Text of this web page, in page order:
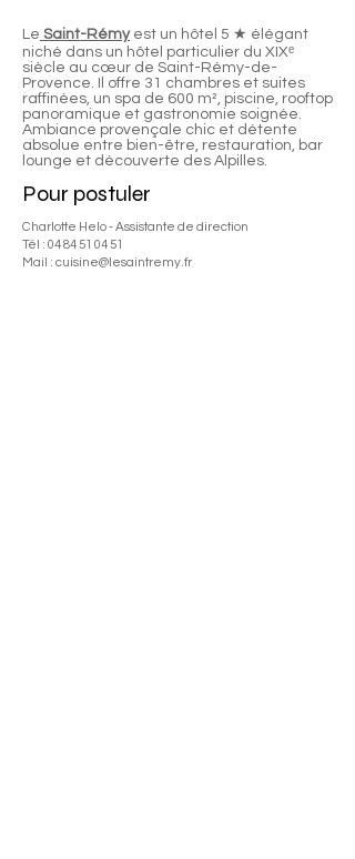
Le Saint-Rémyest un hôtel 5 ★ élégant
niché dans un hôtel particulier du XIXᵉ
siècle au cœur de Saint-Rémy-de-
Provence. Il offre 31 chambres et suites
raffinées, un spa de 600 m², piscine, rooftop
panoramique et gastronomie soignée.
Ambiance provençale chic et détente
absolue entre bien-être, restauration, bar
lounge et découverte des Alpilles.
Pour postuler
Charlotte Helo - Assistante de direction
Tél : 04 84 51 04 51
Mail : cuisine@lesaintremy.fr